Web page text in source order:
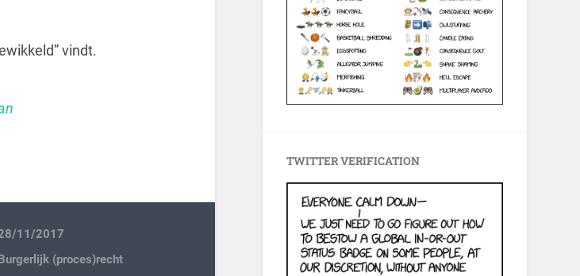
vindt.
11/2017
(proces)recht
TWITTER VERIFICATION